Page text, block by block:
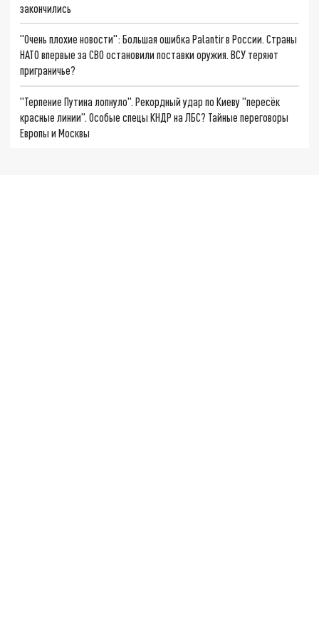
закончились
"Очень плохие новости": Большая ошибка Palantir в России. Страны
НАТО впервые за СВО остановили поставки оружия. ВСУ теряют
приграничье?
"Терпение Путина лопнуло". Рекордный удар по Киеву "пересёк
красные линии". Особые спецы КНДР на ЛБС? Тайные переговоры
Европы и Москвы